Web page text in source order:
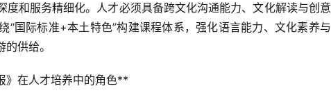
和服务精细化。人才必须具备跨文化沟通能力、文化解读与创意
“国际标准+本土特色”构建课程体系，强化语言能力、文化素养与
供给。
》在人才培养中的角色**